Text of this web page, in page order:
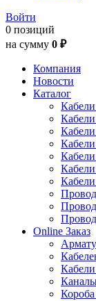
Войти
0 позиций
на сумму 0 ₽
Компания
Новости
Каталог
Кабели
Online Заказ